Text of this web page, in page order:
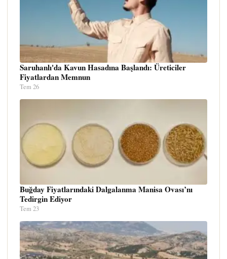
Saruhanlı'da Kavun Hasadına Başlandı: Üreticiler
Fiyatlardan Memnun
Tem 26
Buğday Fiyatlarındaki Dalgalanma Manisa Ovası’nı
Tedirgin Ediyor
Tem 23